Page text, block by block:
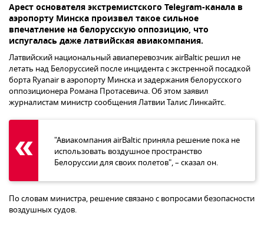
Арест основателя экстремистского Telegram-канала в
аэропорту Минска произвел такое сильное
впечатление на белорусскую оппозицию, что
испугалась даже латвийская авиакомпания.
Латвийский национальный авиаперевозчик airBaltic решил не
летать над Белоруссией после инцидента с экстренной посадкой
борта Ryanair в аэропорту Минска и задержания белорусского
оппозиционера Романа Протасевича. Об этом заявил
журналистам министр сообщения Латвии Талис Линкайтс.
"Авиакомпания airBaltic приняла решение пока не
использовать воздушное пространство
Белоруссии для своих полетов", – сказал он.
По словам министра, решение связано с вопросами безопасности
воздушных судов.